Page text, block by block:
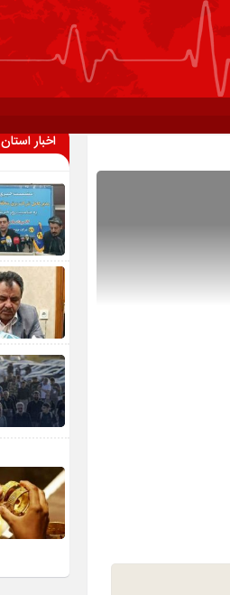
اخبار استان